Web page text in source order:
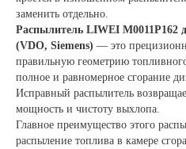
заменить отдельно.
Распылитель LIWEI M0011P162
(VDO, Siemens) — это
правильную геометрию
полное и равномерное сгорание
Исправный распылитель
мощность и чистоту выхлопа.
Главное преимущество этого
распыление топлива в камере